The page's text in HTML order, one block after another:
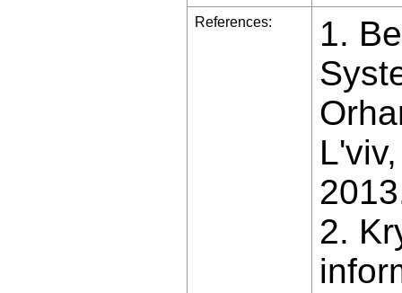
References:
1.
2.